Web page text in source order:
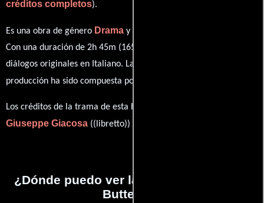
créditos completos).
Es una obra de género Drama y
Con una duración de 2h 45m (165 minutos), esta película tiene
diálogos originales en Italiano. La banda sonora para esta
producción ha sido compuesta por
Los créditos de la trama de esta historia están divididos entre
Giuseppe Giacosa ((libretto)) y
¿Dónde puedo ver la películas Madama
Butterfly?